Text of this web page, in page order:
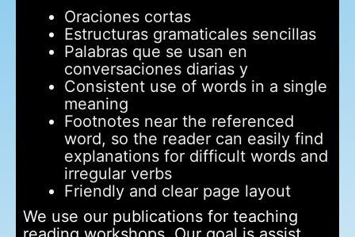
Oraciones cortas
Estructuras gramaticales sencillas
Palabras que se usan en
conversaciones diarias y
Consistent use of words in a single
meaning
Footnotes near the referenced
word, so the reader can easily find
explanations for difficult words and
irregular verbs
Friendly and clear page layout
We use our publications for teaching